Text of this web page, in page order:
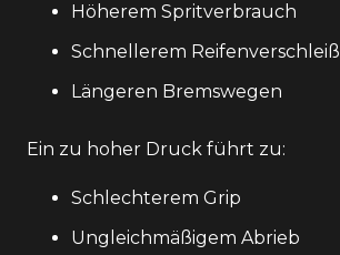
Höherem Spritverbrauch
Schnellerem Reifenverschleiß
Längeren Bremswegen
Ein zu hoher Druck führt zu:
Schlechterem Grip
Ungleichmäßigem Abrieb